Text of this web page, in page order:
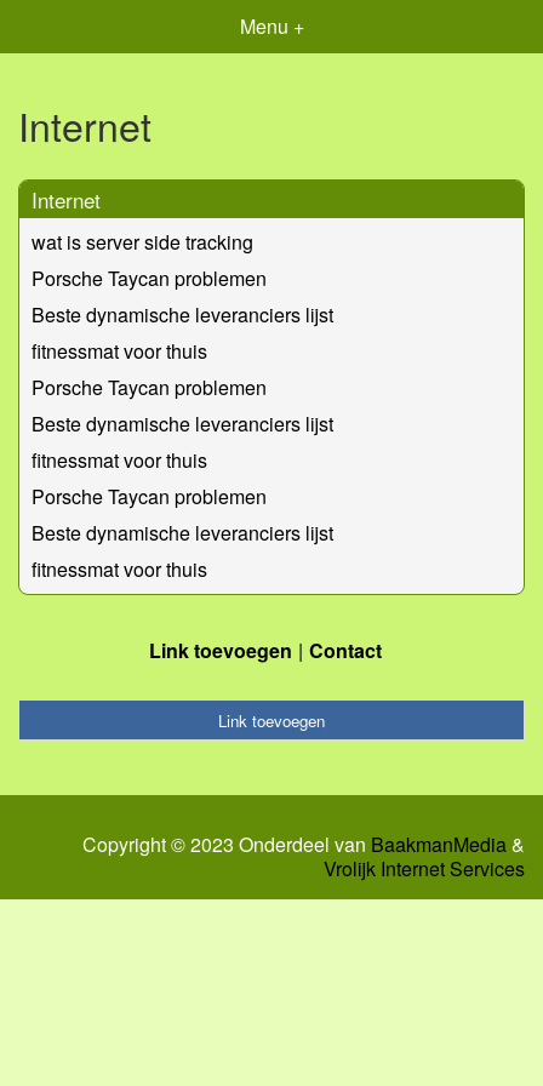
Menu +
Internet
Internet
wat is server side tracking
Porsche Taycan problemen
Beste dynamische leveranciers lijst
fitnessmat voor thuis
Porsche Taycan problemen
Beste dynamische leveranciers lijst
fitnessmat voor thuis
Porsche Taycan problemen
Beste dynamische leveranciers lijst
fitnessmat voor thuis
Link toevoegen Contact
Link toevoegen
Copyright © 2023 Onderdeel van BaakmanMedia&
Vrolijk Internet Services